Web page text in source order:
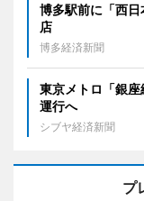
博多駅前に「西
店
博多経済新聞
東京メトロ「銀
運行へ
シブヤ経済新聞
プ